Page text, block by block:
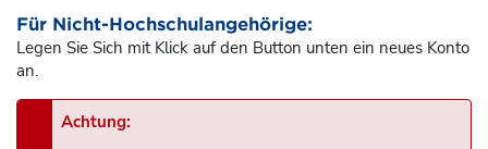
Für Nicht-Hochschulangehörige:
Legen Sie Sich mit Klick auf den Button unten ein neues Konto
an.
Achtung: